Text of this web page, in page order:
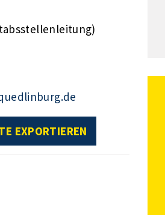
EXPORTIEREN